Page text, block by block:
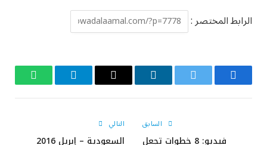
الرابط المختصر :
فيسبوك تويتر لينكدإن
البريد
تيلقرام واتساب
السابق
فيديو: 8 خطوات تجعل
التالي
السعودية – إبريل 2016